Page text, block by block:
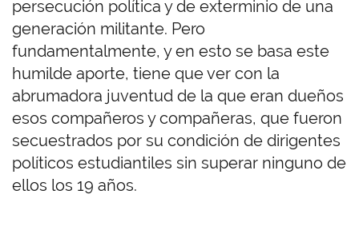
persecución política y de exterminio de una
generación militante. Pero
fundamentalmente, y en esto se basa este
humilde aporte, tiene que ver con la
abrumadora juventud de la que eran dueños
esos compañeros y compañeras, que fueron
secuestrados por su condición de dirigentes
políticos estudiantiles sin superar ninguno de
ellos los 19 años.